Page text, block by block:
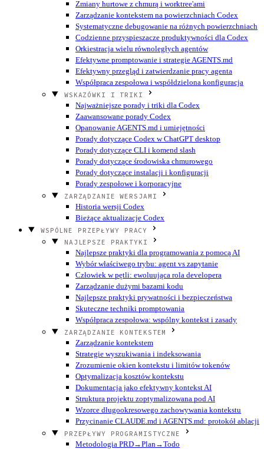
Zmiany hurtowe z chmurą i worktree'ami
Zarządzanie kontekstem na powierzchniach Codex
Systematyczne debugowanie na różnych powierzchniach
Codzienne przyspieszacze produktywności dla Codex
Orkiestracja wielu równoległych agentów
Efektywne promptowanie i strategie AGENTS.md
Efektywny przegląd i zatwierdzanie pracy agenta
Współpraca zespołowa i współdzielona konfiguracja
WSKAZÓWKI I TRIKI
Najważniejsze porady i triki dla Codex
Zaawansowane porady Codex
Opanowanie AGENTS.md i umiejętności
Porady dotyczące Codex w ChatGPT desktop
Porady dotyczące CLI i komend slash
Porady dotyczące środowiska chmurowego
Porady dotyczące instalacji i konfiguracji
Porady zespołowe i korporacyjne
ZARZĄDZANIE WERSJAMI
Historia wersji Codex
Bieżące aktualizacje Codex
WSPÓLNE PRZEPŁYWY PRACY
NAJLEPSZE PRAKTYKI
Najlepsze praktyki dla programowania z pomocą AI
Wybór właściwego trybu: agent vs zapytanie
Człowiek w pętli: ewoluująca rola developera
Zarządzanie dużymi bazami kodu
Najlepsze praktyki prywatności i bezpieczeństwa
Skuteczne techniki promptowania
Współpraca zespołowa: wspólny kontekst i zasady
ZARZĄDZANIE KONTEKSTEM
Zarządzanie kontekstem
Strategie wyszukiwania i indeksowania
Zrozumienie okien kontekstu i limitów tokenów
Optymalizacja kosztów kontekstu
Dokumentacja jako efektywny kontekst AI
Struktura projektu zoptymalizowana pod AI
Wzorce długookresowego zachowywania kontekstu
Przycinanie CLAUDE.md i AGENTS.md: protokół ablacji
PRZEPŁYWY PROGRAMISTYCZNE
Metodologia PRD→Plan→Todo